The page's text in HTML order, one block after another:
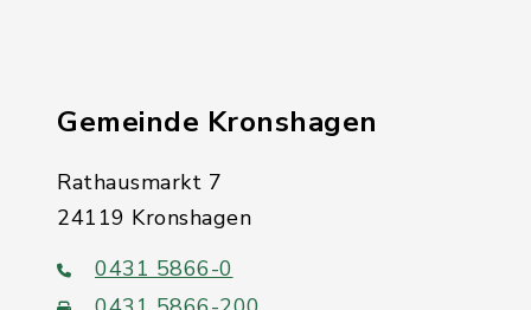
Gemeinde Kronshagen
Rathausmarkt 7
24119 Kronshagen
0431 5866-0